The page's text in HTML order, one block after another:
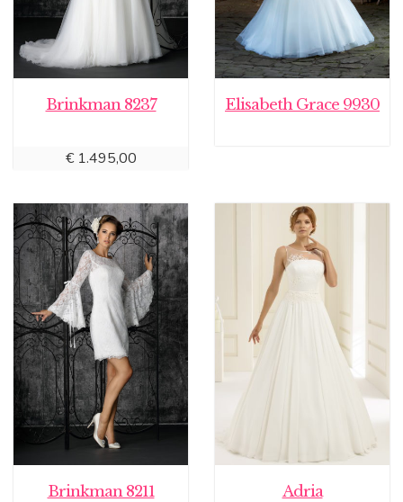
Brinkman 8237
€1.495,00
Elisabeth Grace 9930
Brinkman 8211 Adria